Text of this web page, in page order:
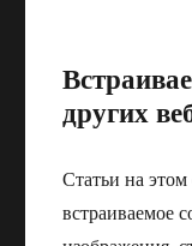
других
Статьи на
встраиваемое